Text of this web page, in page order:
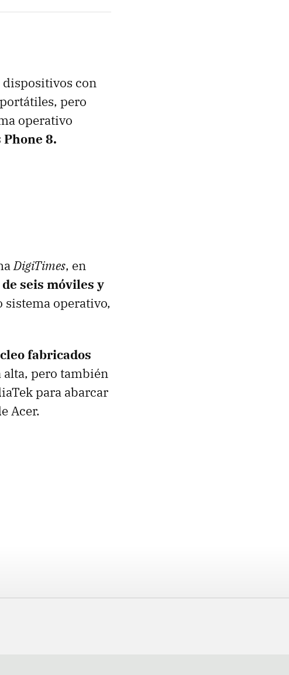
con
pero
operativo
8.
DigiTimes, en
seis móviles y
sistema operativo,
fabricados
alta, pero también
para abarcar
Acer.